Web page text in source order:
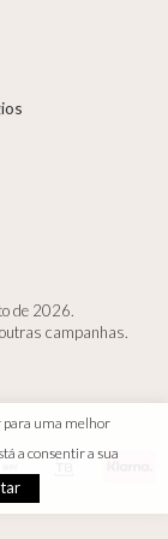
de 2026.
campanhas.
para uma melhor
a consentir a sua